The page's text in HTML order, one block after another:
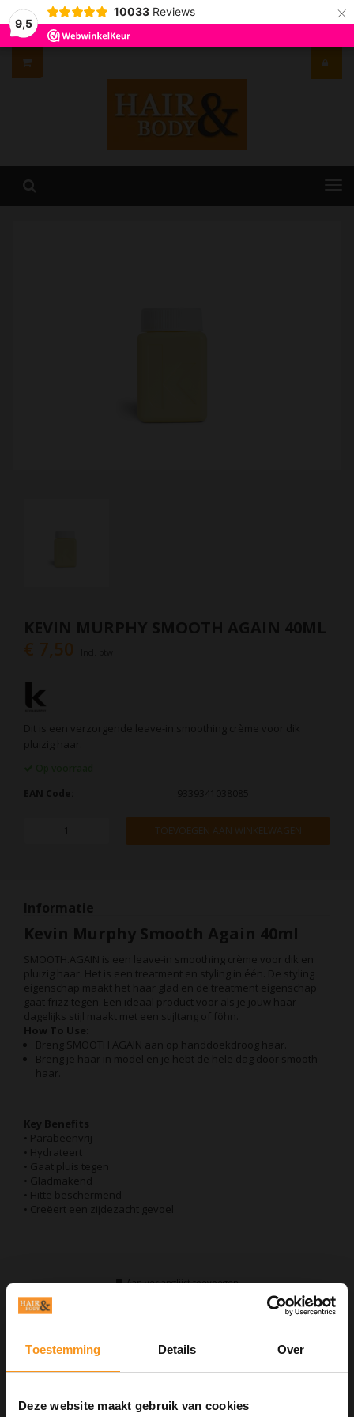
Toestemming Details Over
Deze website maakt gebruik van cookies
9,5
10033 Reviews ×
€ 7,50
TOEVOEGEN AAN WINKELWAGEN
Informatie
Kevin Murphy Smooth Again 40ml
SMOOTH.AGAIN is een leave-in smoothing crème voor dik en
pluizig haar. Het is een treatment en styling in één. De styling
eigenschap maakt het haar glad en de treatment eigenschap
gaat frizz tegen. Een ideaal product voor als je jouw haar
dagelijks stijl maakt met een stijltang of föhn.
How To Use:
Breng SMOOTH.AGAIN aan op handdoekdroog haar.
Breng je haar in model en je hebt de hele dag door smooth
haar.
Key Benefits
• Parabeenvrij
• Hydrateert
• Gaat pluis tegen
• Gladmakend
• Hitte beschermend
• Creëert een zijdezacht gevoel
Aan verlanglijst toevoegen
GERELATEERDE PRODUCTEN